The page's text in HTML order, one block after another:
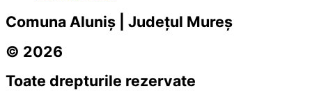
Comuna Aluniș | Județul Mureș
© 2026
Toate drepturile rezervate